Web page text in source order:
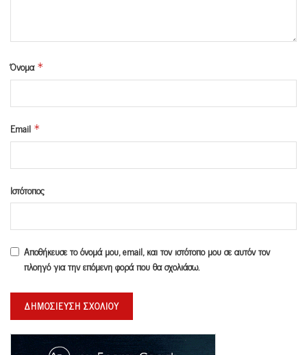
Όνομα *
Email *
Ιστότοπος
Αποθήκευσε το όνομά μου, email, και τον ιστότοπο μου σε αυτόν τον
πλοηγό για την επόμενη φορά που θα σχολιάσω.